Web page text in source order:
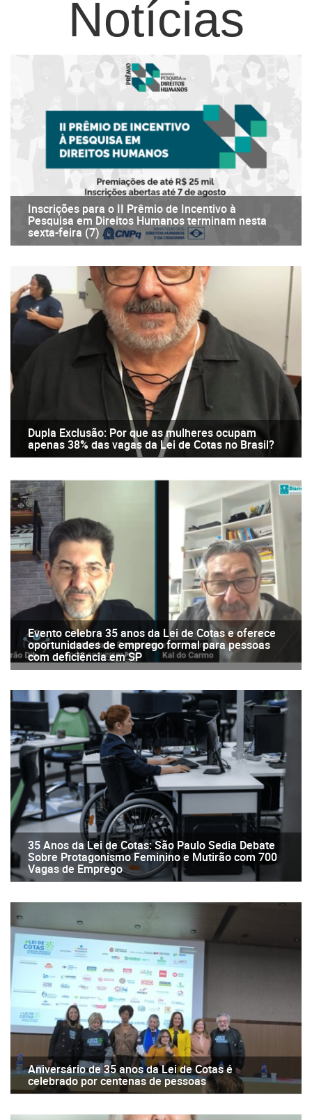
Notícias
Inscrições para o II Prêmio de Incentivo à
Pesquisa em Direitos Humanos terminam nesta
sexta-feira (7)
Dupla Exclusão: Por que as mulheres ocupam
apenas 38% das vagas da Lei de Cotas no Brasil?
Evento celebra 35 anos da Lei de Cotas e oferece
oportunidades de emprego formal para pessoas
com deficiência em SP
35 Anos da Lei de Cotas: São Paulo Sedia Debate
Sobre Protagonismo Feminino e Mutirão com 700
Vagas de Emprego
Aniversário de 35 anos da Lei de Cotas é
celebrado por centenas de pessoas